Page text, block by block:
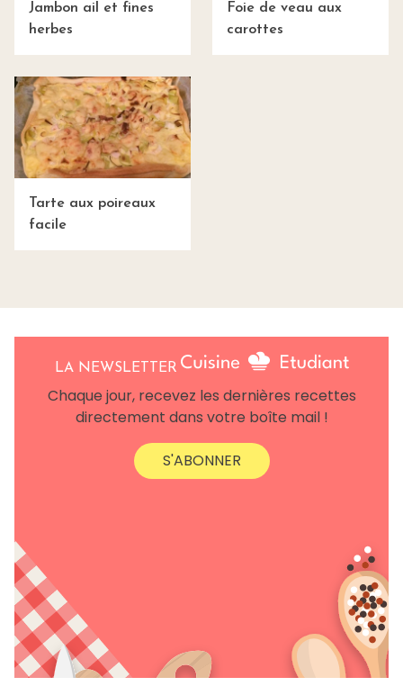
Jambon ail et fines
herbes
Foie de veau aux
carottes
Tarte aux poireaux
facile
LA NEWSLETTER
Chaque jour, recevez les dernières recettes
directement dans votre boîte mail !
S'ABONNER